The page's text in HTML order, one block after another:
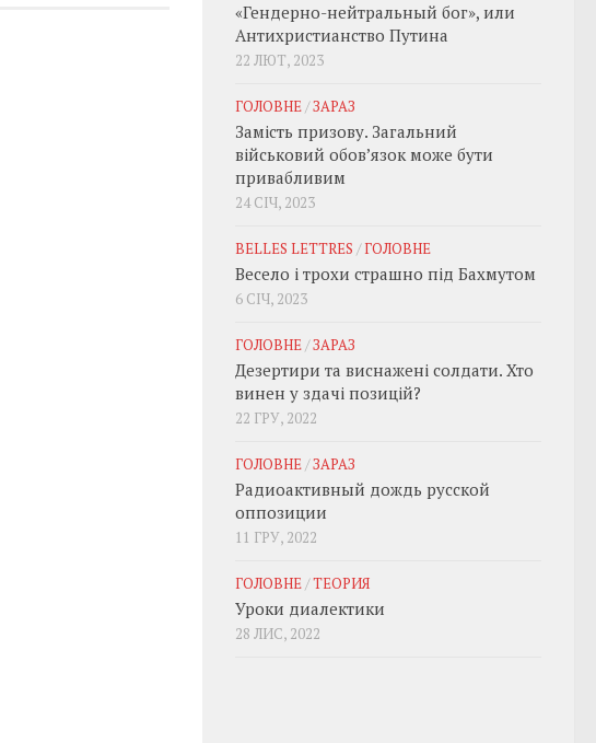
«Гендерно-нейтральный бог», или
Антихристианство Путина
22 ЛЮТ, 2023
ГОЛОВНЕ/ЗАРАЗ
Замість призову. Загальний
військовий обовʼязок може бути
привабливим
24 СІЧ, 2023
BELLES LETTRES /ГОЛОВНЕ
Весело і трохи страшно під Бахмутом
6 СІЧ, 2023
ГОЛОВНЕ/ЗАРАЗ
Дезертири та виснажені солдати. Хто
винен у здачі позицій?
22 ГРУ, 2022
ГОЛОВНЕ/ЗАРАЗ
Радиоактивный дождь русской
оппозиции
11 ГРУ, 2022
ГОЛОВНЕ/ТЕОРИЯ
Уроки диалектики
28 ЛИС, 2022